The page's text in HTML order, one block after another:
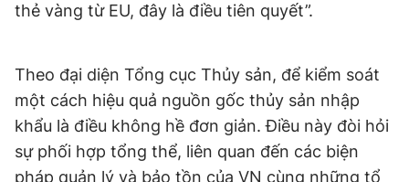
thẻ vàng từ EU, đây là điều tiên quyết”.
Theo đại diện Tổng cục Thủy sản, để kiểm soát
một cách hiệu quả nguồn gốc thủy sản nhập
khẩu là điều không hề đơn giản. Điều này đòi hỏi
sự phối hợp tổng thể, liên quan đến các biện
pháp quản lý và bảo tồn của VN cùng những tổ